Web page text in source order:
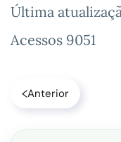
Última
Acessos 9051
Anterior